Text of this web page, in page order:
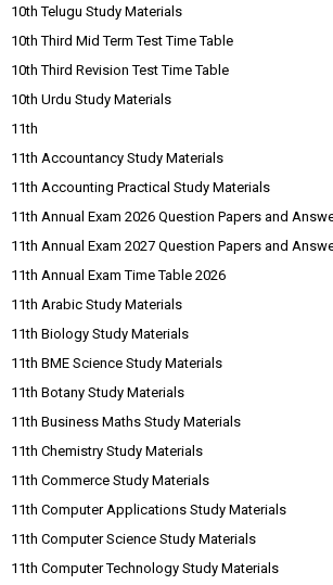
10th Telugu Study Materials
10th Third Mid Term Test Time Table
10th Third Revision Test Time Table
10th Urdu Study Materials
11th
11th Accountancy Study Materials
11th Accounting Practical Study Materials
11th Annual Exam 2026 Question Papers and
11th Annual Exam 2027 Question Papers and
11th Annual Exam Time Table 2026
11th Arabic Study Materials
11th Biology Study Materials
11th BME Science Study Materials
11th Botany Study Materials
11th Business Maths Study Materials
11th Chemistry Study Materials
11th Commerce Study Materials
11th Computer Applications Study Materials
11th Computer Science Study Materials
11th Computer Technology Study Materials